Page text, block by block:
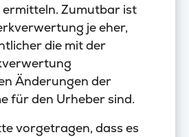
Zumutbar ist
je eher,
die mit der
Änderungen der
für den Urheber sind.
vorgetragen, dass es